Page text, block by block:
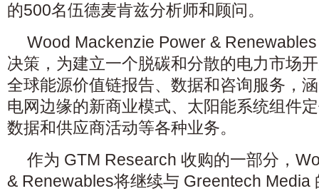
的500名伍德麦肯兹分析师和顾问。
Wood Mackenzie Power &
决策，为建立一个脱碳和分散的电力市场
全球能源价值链报告、数据和咨询服务，
电网边缘的新商业模式、太阳能系统组件
数据和供应商活动等各种业务。
作为 GTM Research 收购的一部分，
& Renewables将继续与 Greentech Media